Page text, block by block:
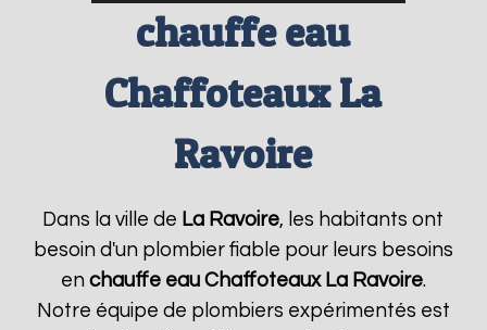
chauffe eau
Chaffoteaux La
Ravoire
Dans la ville de La Ravoire, les habitants ont
besoin d'un plombier fiable pour leurs besoins
en chauffe eau Chaffoteaux La Ravoire.
Notre équipe de plombiers expérimentés est